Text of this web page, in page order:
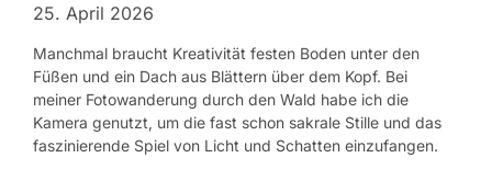
25. April 2026
Manchmal braucht Kreativität festen Boden unter den
Füßen und ein Dach aus Blättern über dem Kopf. Bei
meiner Fotowanderung durch den Wald habe ich die
Kamera genutzt, um die fast schon sakrale Stille und das
faszinierende Spiel von Licht und Schatten einzufangen.